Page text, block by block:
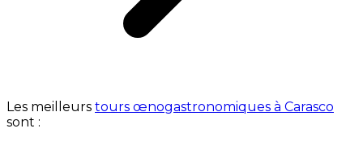
Les meilleurs tours œnogastronomiques à Carasco
sont :